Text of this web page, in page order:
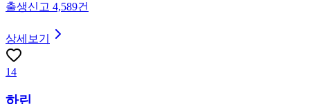
출생신고 4,589건
상세보기
14
하린